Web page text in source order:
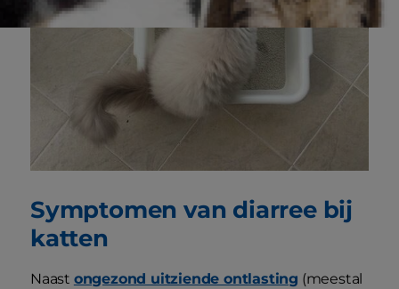
Symptomen van diarree bij
katten
Naast ongezond uitziende ontlasting (meestal